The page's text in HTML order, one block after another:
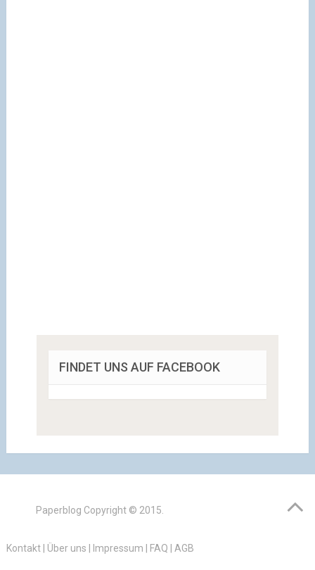
FINDET UNS AUF FACEBOOK
Paperblog Copyright © 2015.
Kontakt| Über uns | Impressum | FAQ | AGB